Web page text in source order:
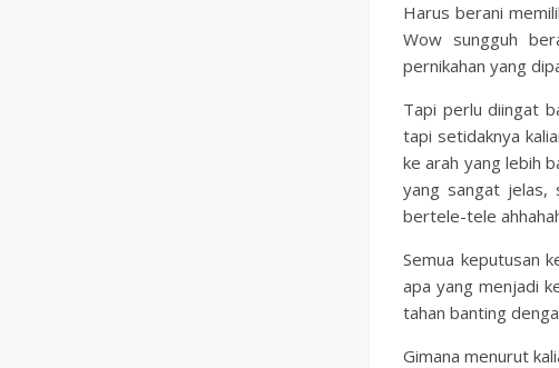
Harus berani
Wow sungguh
pernikahan yang
Tapi perlu diingat
tapi setidaknya
ke arah yang lebih
yang sangat jelas,
bertele-tele
Semua keputusan
apa yang menjadi
tahan banting
Gimana menurut